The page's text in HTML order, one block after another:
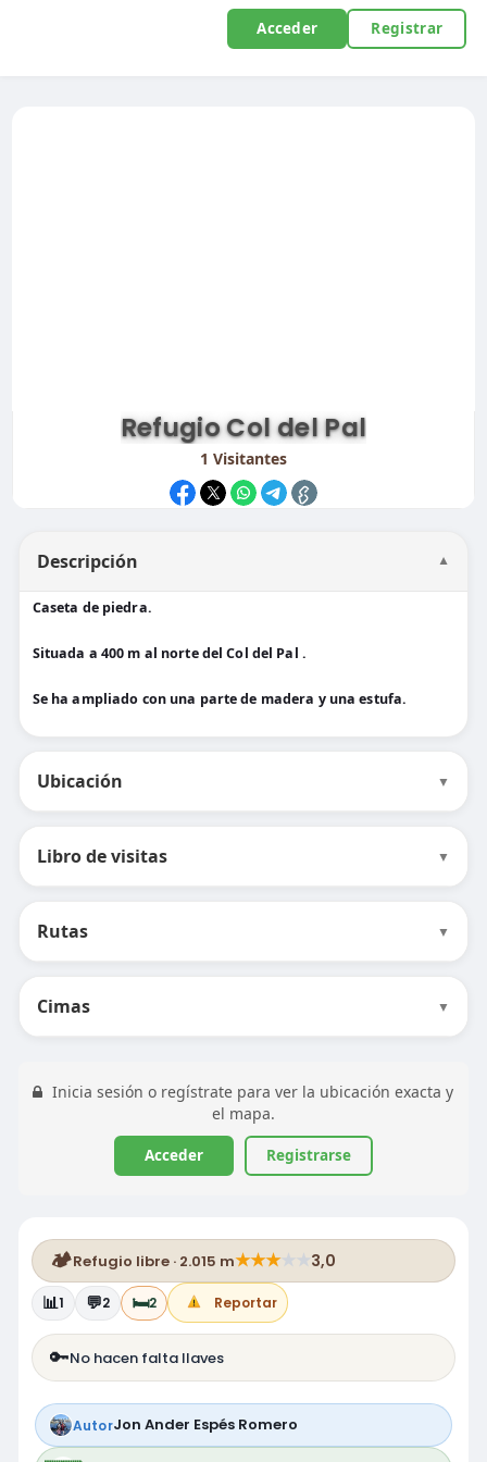
Acceder Registrar
Refugio Col del Pal
1 Visitantes
Descripción ▼
Caseta de piedra.
Situada a 400 m al norte del Col del Pal .
Se ha ampliado con una parte de madera y una estufa.
Ubicación ▼
Libro de visitas ▼
Rutas ▼
Cimas ▼
Inicia sesión o regístrate para ver la ubicación exacta y
el mapa.
Acceder Registrarse
🏕️Refugio libre · 2.015 m★★★★ ★3,0
📊1 💬2 🛏️2 Reportar
🔑No hacen falta llaves
AutorJon Ander Espés Romero